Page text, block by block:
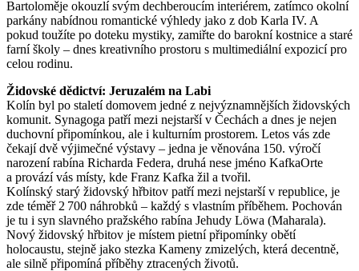
Bartoloměje okouzlí svým dechberoucím interiérem, zatímco okolní
parkány nabídnou romantické výhledy jako z dob Karla IV. A
pokud toužíte po doteku mystiky, zamiřte do barokní kostnice a staré
farní školy – dnes kreativního prostoru s multimediální expozicí pro
celou rodinu.
Židovské dědictví: Jeruzalém na Labi
Kolín byl po staletí domovem jedné z nejvýznamnějších židovských
komunit. Synagoga patří mezi nejstarší v Čechách a dnes je nejen
duchovní připomínkou, ale i kulturním prostorem. Letos vás zde
čekají dvě výjimečné výstavy – jedna je věnována 150. výročí
narození rabína Richarda Federa, druhá nese jméno KafkaOrte
a provází vás místy, kde Franz Kafka žil a tvořil.
Kolínský starý židovský hřbitov patří mezi nejstarší v republice, je
zde téměř 2 700 náhrobků – každý s vlastním příběhem. Pochován
je tu i syn slavného pražského rabína Jehudy Löwa (Maharala).
Nový židovský hřbitov je místem pietní připomínky obětí
holocaustu, stejně jako stezka Kameny zmizelých, která decentně,
ale silně připomíná příběhy ztracených životů.